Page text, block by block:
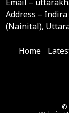
Email –
Address –
(Nainital),
Home
©